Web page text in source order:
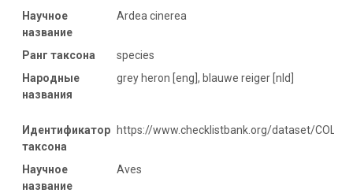
Научное
название
Ardea cinerea
Ранг таксона
species
Народные
названия
grey heron [eng], blauwe reiger [nld]
Идентификатор
таксона
https://www.checklistbank.org/dataset/
Научное
название
Aves